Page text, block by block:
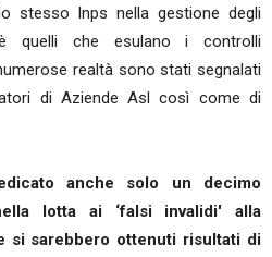
stesso Inps nella gestione degli
quelli che esulano i controlli
realtà sono stati segnalati
di Aziende Asl così come di
anche solo un decimo
lotta ai ‘falsi invalidi' alla
si sarebbero ottenuti risultati di